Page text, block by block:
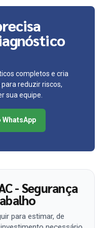
completos e cria
reduzir riscos,
sua equipe.
WhatsApp
- Segurança
para estimar, de